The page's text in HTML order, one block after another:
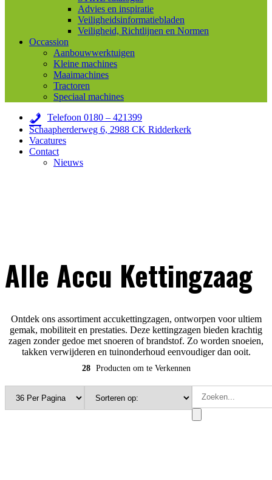
Advies en inspiratie
Veiligheidsinformatiebladen
Veiligheid, Richtlijnen en Normen
Occassion
Aanbouwwerktuigen
Kleine machines
Maaimachines
Tractoren
Speciaal machines
Telefoon 0180 – 421399
Schaapherderweg 6, 2988 CK Ridderkerk
Vacatures
Contact
Nieuws
Alle Accu Kettingzaag
Ontdek ons ​​assortiment accukettingzagen, ontworpen voor ultiem
gemak, mobiliteit en prestaties. Deze kettingzagen bieden krachtig
zagen zonder gedoe met snoeren of brandstof. Zo worden snoeien,
takken verwijderen en tuinonderhoud eenvoudiger dan ooit.
28 Producten om te Verkennen